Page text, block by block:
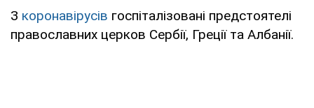
З коронавірусів госпіталізовані предстоятелі
православних церков Сербії, Греції та Албанії.